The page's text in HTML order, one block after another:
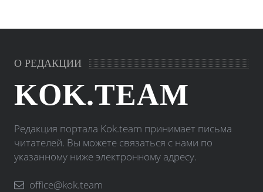
О РЕДАКЦИИ
KOK.TEAM
Редакция портала Kok.team принимает письма
читателей. Вы можете связаться с нами по
указанному ниже электронному адресу.
office@kok.team